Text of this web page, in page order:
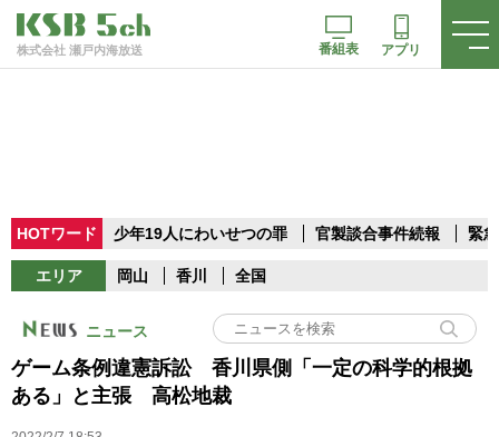
株式会社 瀬戸内海放送 番組表 アプリ
HOTワード 少年19人にわいせつの罪 官製談合事件続報 緊
エリア 岡山 香川 全国
ニュース
ゲーム条例違憲訴訟 香川県側「一定の科学的根拠
ある」と主張 高松地裁